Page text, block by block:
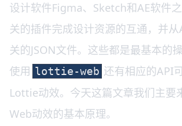
设计软件Figma、Sketch和AE软件
关的插件完成设计资源的互通，并从
关的JSON文件。这些都是最基本的
使用 lottie-web 还有相应的API
Lottie动效。今天这篇文章我们主要
Web动效的基本原理。